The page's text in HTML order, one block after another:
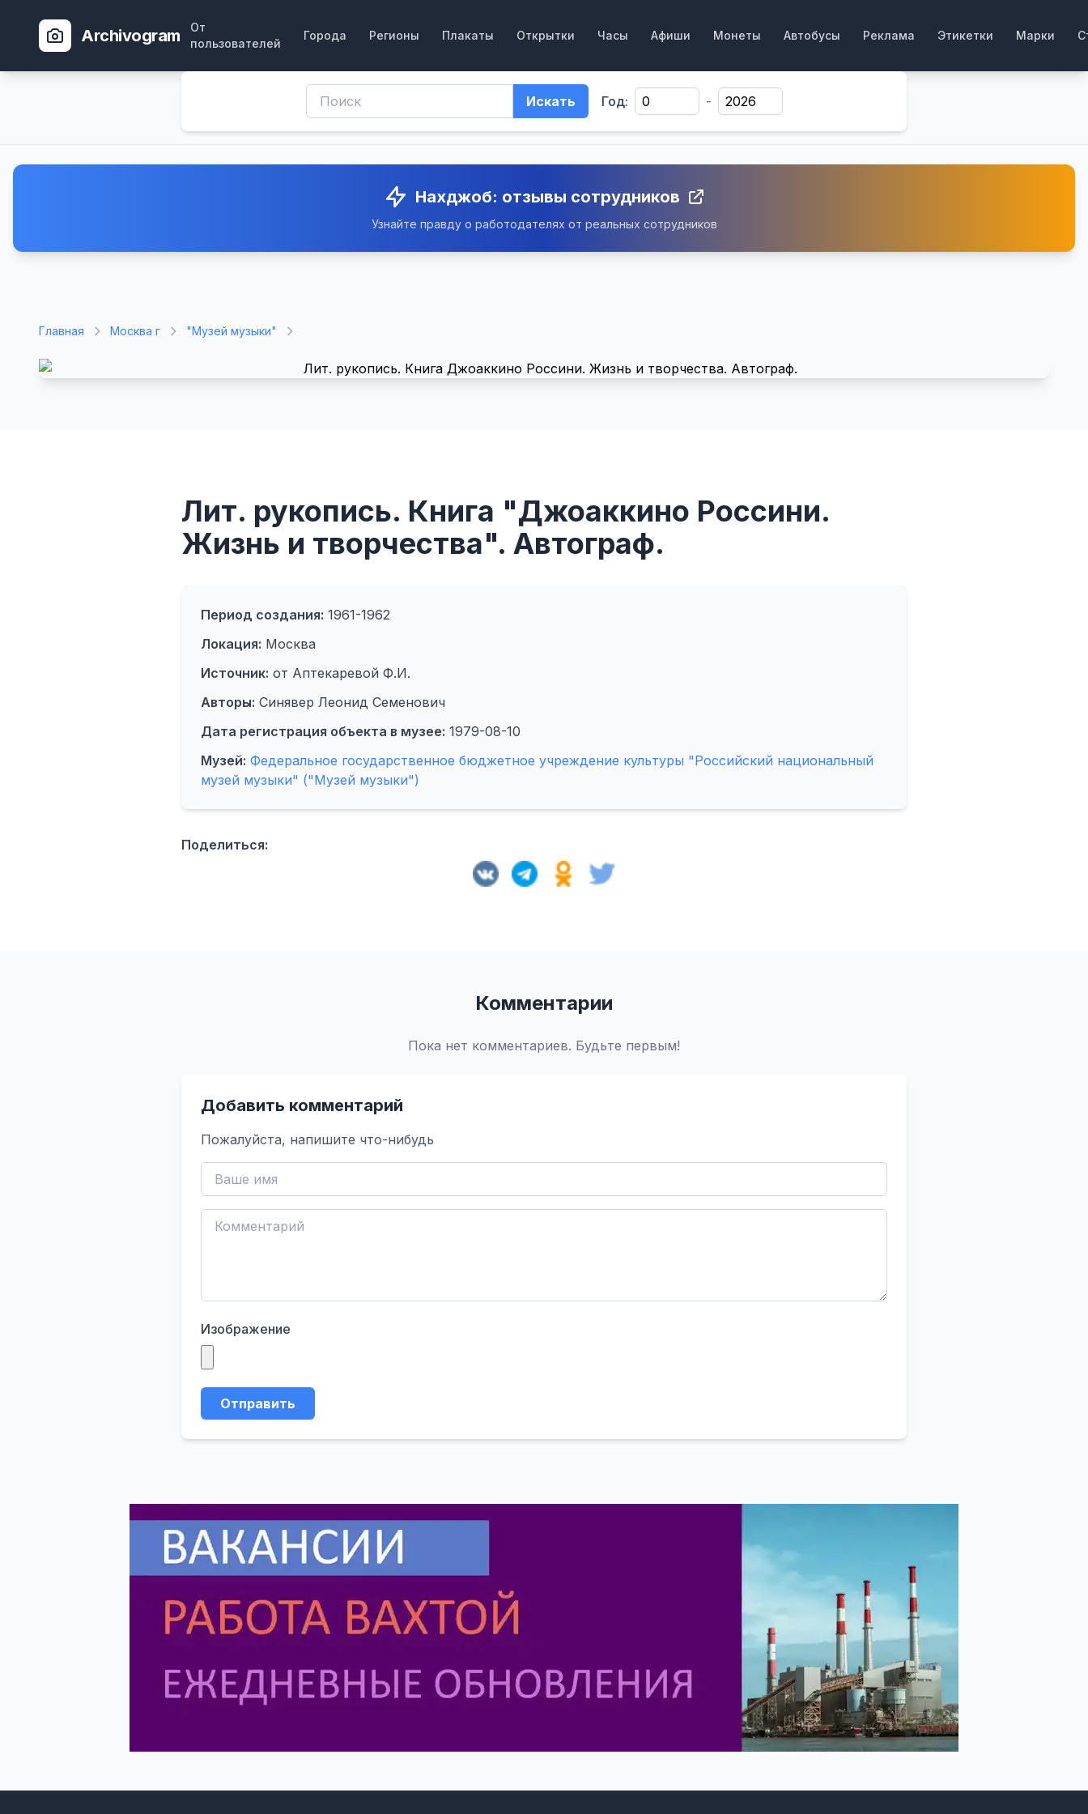
Archivogram
От
пользователей
Города Регионы Плакаты Открытки Часы Афиши Монеты Автобусы Реклама Этикетки Марки
Искать Год: -
Нахджоб: отзывы сотрудников
Узнайте правду о работодателях от реальных сотрудников
Главная Москва г "Музей музыки"
Лит. рукопись. Книга "Джоаккино Россини.
Жизнь и творчества". Автограф.
Период создания: 1961-1962
Локация: Москва
Источник: от Аптекаревой Ф.И.
Авторы: Синявер Леонид Семенович
Дата регистрация объекта в музее: 1979-08-10
Музей: Федеральное государственное бюджетное учреждение культуры "Российский национальный
музей музыки" ("Музей музыки")
Поделиться:
Комментарии
Пока нет комментариев. Будьте первым!
Добавить комментарий
Пожалуйста, напишите что-нибудь
Изображение
Отправить